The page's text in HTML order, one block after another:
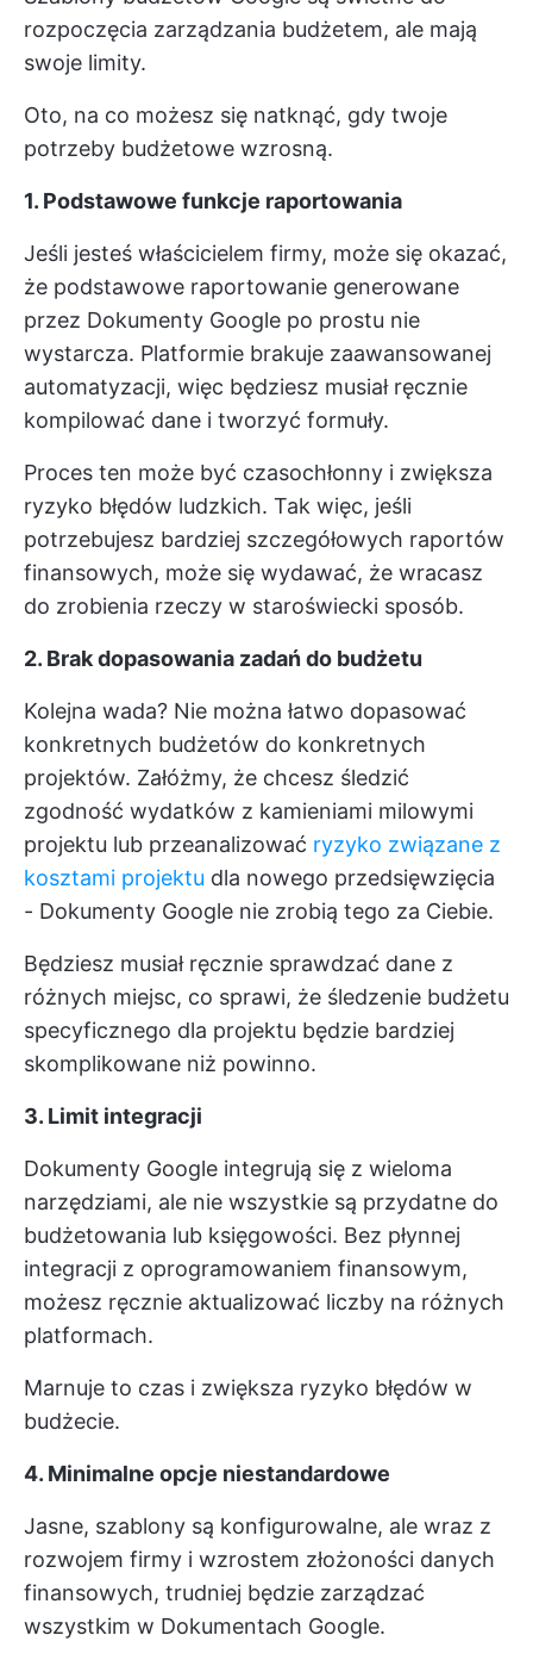
rozpoczęcia zarządzania budżetem, ale mają
swoje limity.
Oto, na co możesz się natknąć, gdy twoje
potrzeby budżetowe wzrosną.
1. Podstawowe funkcje raportowania
Jeśli jesteś właścicielem firmy, może się okazać,
że podstawowe raportowanie generowane
przez Dokumenty Google po prostu nie
wystarcza. Platformie brakuje zaawansowanej
automatyzacji, więc będziesz musiał ręcznie
kompilować dane i tworzyć formuły.
Proces ten może być czasochłonny i zwiększa
ryzyko błędów ludzkich. Tak więc, jeśli
potrzebujesz bardziej szczegółowych raportów
finansowych, może się wydawać, że wracasz
do zrobienia rzeczy w staroświecki sposób.
2. Brak dopasowania zadań do budżetu
Kolejna wada? Nie można łatwo dopasować
konkretnych budżetów do konkretnych
projektów. Załóżmy, że chcesz śledzić
zgodność wydatków z kamieniami milowymi
projektu lub przeanalizować ryzyko związane z
kosztami projektu dla nowego przedsięwzięcia
- Dokumenty Google nie zrobią tego za Ciebie.
Będziesz musiał ręcznie sprawdzać dane z
różnych miejsc, co sprawi, że śledzenie budżetu
specyficznego dla projektu będzie bardziej
skomplikowane niż powinno.
3. Limit integracji
Dokumenty Google integrują się z wieloma
narzędziami, ale nie wszystkie są przydatne do
budżetowania lub księgowości. Bez płynnej
integracji z oprogramowaniem finansowym,
możesz ręcznie aktualizować liczby na różnych
platformach.
Marnuje to czas i zwiększa ryzyko błędów w
budżecie.
4. Minimalne opcje niestandardowe
Jasne, szablony są konfigurowalne, ale wraz z
rozwojem firmy i wzrostem złożoności danych
finansowych, trudniej będzie zarządzać
wszystkim w Dokumentach Google.